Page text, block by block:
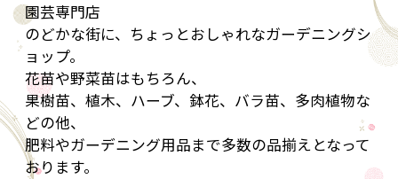
園芸専門店
のどかな街に、ちょっとおしゃれなガーデニングシ
ョップ。
花苗や野菜苗はもちろん、
果樹苗、植木、ハーブ、鉢花、バラ苗、多肉植物な
どの他、
肥料やガーデニング用品まで多数の品揃えとなって
おります。